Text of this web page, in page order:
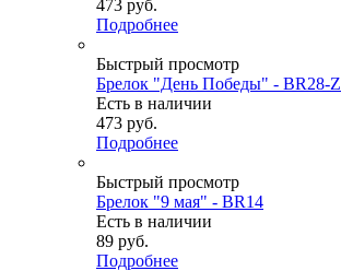
473 руб.
Подробнее
Быстрый просмотр
Брелок "День Победы" - BR28-Z
Есть в наличии
473 руб.
Подробнее
Быстрый просмотр
Брелок "9 мая" - BR14
Есть в наличии
89 руб.
Подробнее